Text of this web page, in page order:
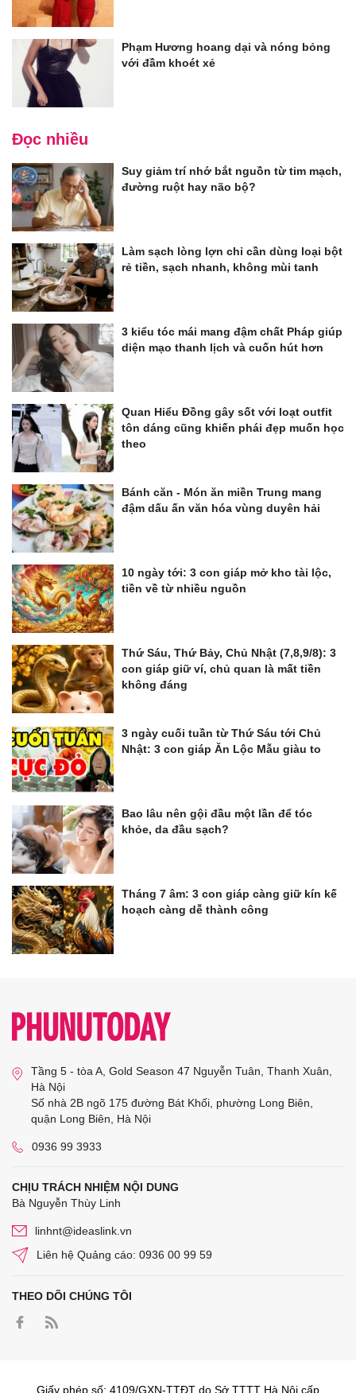
Phạm Hương hoang dại và nóng bỏng
với đầm khoét xẻ
Đọc nhiều
Suy giảm trí nhớ bắt nguồn từ tim mạch,
đường ruột hay não bộ?
Làm sạch lòng lợn chỉ cần dùng loại bột
rẻ tiền, sạch nhanh, không mùi tanh
3 kiểu tóc mái mang đậm chất Pháp giúp
diện mạo thanh lịch và cuốn hút hơn
Quan Hiểu Đồng gây sốt với loạt outfit
tôn dáng cũng khiến phái đẹp muốn học
theo
Bánh căn - Món ăn miền Trung mang
đậm dấu ấn văn hóa vùng duyên hải
10 ngày tới: 3 con giáp mở kho tài lộc,
tiền về từ nhiều nguồn
Thứ Sáu, Thứ Bảy, Chủ Nhật (7,8,9/8): 3
con giáp giữ ví, chủ quan là mất tiền
không đáng
3 ngày cuối tuần từ Thứ Sáu tới Chủ
Nhật: 3 con giáp Ăn Lộc Mẫu giàu to
Bao lâu nên gội đầu một lần để tóc
khỏe, da đầu sạch?
Tháng 7 âm: 3 con giáp càng giữ kín kế
hoạch càng dễ thành công
Tầng 5 - tòa A, Gold Season 47 Nguyễn Tuân, Thanh Xuân,
Hà Nội
Số nhà 2B ngõ 175 đường Bát Khối, phường Long Biên,
quận Long Biên, Hà Nội
0936 99 3933
CHỊU TRÁCH NHIỆM NỘI DUNG
Bà Nguyễn Thùy Linh
linhnt@ideaslink.vn
Liên hệ Quảng cáo: 0936 00 99 59
THEO DÕI CHÚNG TÔI
Giấy phép số: 4109/GXN-TTĐT do Sở TTTT Hà Nội cấp